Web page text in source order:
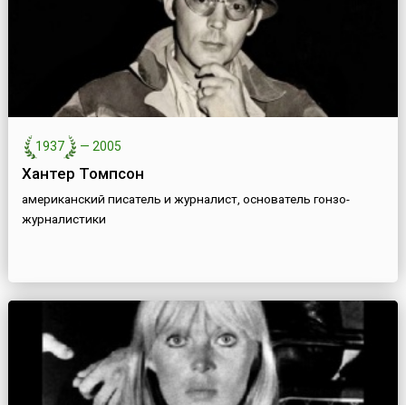
1937 — 2005
Хантер Томпсон
американский писатель и журналист, основатель гонзо-
журналистики